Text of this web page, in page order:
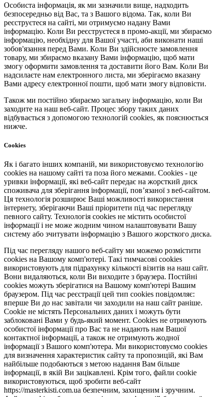
Особиста інформація, як ми зазначили вище, надходить
безпосередньо від Вас, та з Вашого відома. Так, коли Ви
реєструєтеся на сайті, ми отримуємо надану Вами
інформацію. Коли Ви реєструєтеся в промо-акції, ми збираємо
інформацію, необхідну для Вашої участі, аби виконати наші
зобов'язання перед Вами. Коли Ви здійснюєте замовлення
товару, ми збираємо вказану Вами інформацію, щоб мати
змогу оформити замовлення та доставити його Вам. Коли Ви
надсилаєте нам електронного листа, ми зберігаємо вказану
Вами адресу електронної пошти, щоб мати змогу відповісти.
Також ми постійно збираємо загальну інформацію, коли Ви
заходите на наш веб-сайт. Процес збору таких даних
відбувається з допомогою технологій cookies, як пояснюється
нижче.
Cookies
Як і багато інших компаній, ми використовуємо технологію
cookies на нашому сайті та поза його межами. Cookies - це
уривки інформації, які веб-сайт передає на жорсткий диск
споживача для зберігання інформації, пов’язаної з веб-сайтом.
Ця технологія розширює Ваші можливості використання
інтернету, зберігаючи Ваші пріоритети під час перегляду
певного сайту. Технологія cookies не містить особистої
інформації і не може жодним чином налаштовувати Вашу
систему або зчитувати інформацію з Вашого жорсткого диска.
Під час перегляду нашого веб-сайту ми можемо розмістити
cookies на Вашому комп'ютері. Такі тимчасові cookies
використовують для підрахунку кількості візитів на наш сайт.
Вони видаляються, коли Ви виходите з браузера. Постійні
cookies можуть зберігатися на Вашому комп'ютері Вашим
браузером. Під час реєстрації цей тип cookies повідомляє:
вперше Ви до нас завітали чи заходили на наш сайт раніше.
Cookie не містять Персональних даних і можуть бути
заблоковані Вами у будь-який момент. Сookies не отримують
особистої інформації про Вас та не надають нам Вашої
контактної інформації, а також не отримують жодної
інформації з Вашого комп'ютера. Ми використовуємо cookies
для визначення характеристик сайту та пропозицій, які Вам
найбільше подобаються з метою надання Вам більше
інформації, в якій Ви зацікавлені. Крім того, файли cookie
використовуються, щоб зробити веб-сайт
https://masterkisti.com.ua безпечним, захищеним і зручним.